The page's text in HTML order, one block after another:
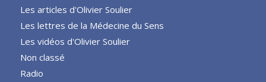
Les articles d'Olivier Soulier
Les lettres de la Médecine du Sens
Les vidéos d'Olivier Soulier
Non classé
Radio